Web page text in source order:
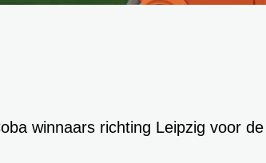
winnaars richting Leipzig voor